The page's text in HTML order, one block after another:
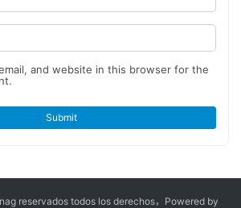
and website in this browser for the
Submit
reservados todos los derechos， Powered by